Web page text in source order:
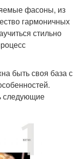
фасоны, из
гармоничных
стильно
быть своя база с
следующие